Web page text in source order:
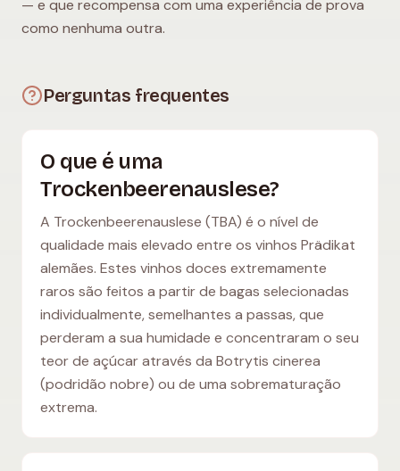
— e que recompensa com uma experiência de prova
como nenhuma outra.
Perguntas frequentes
O que é uma
Trockenbeerenauslese?
A Trockenbeerenauslese (TBA) é o nível de
qualidade mais elevado entre os vinhos Prädikat
alemães. Estes vinhos doces extremamente
raros são feitos a partir de bagas selecionadas
individualmente, semelhantes a passas, que
perderam a sua humidade e concentraram o seu
teor de açúcar através da Botrytis cinerea
(podridão nobre) ou de uma sobrematuração
extrema.